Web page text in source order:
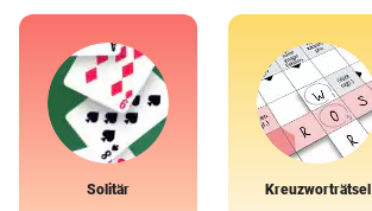
Solitär Kreuzworträtsel